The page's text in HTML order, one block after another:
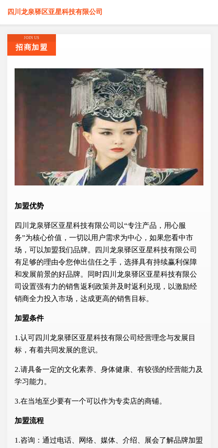
四川龙泉驿区亚星科技有限公司
JOIN US
招商加盟
加盟优势
四川龙泉驿区亚星科技有限公司以“专注产品，用心服
务”为核心价值，一切以用户需求为中心，如果您看中市
场，可以加盟我们品牌。四川龙泉驿区亚星科技有限公司
有足够的理由令您伸出信任之手，选择具有持续赢利保障
和发展前景的好品牌。同时四川龙泉驿区亚星科技有限公
司设置强有力的销售返利政策并及时返利兑现，以激励经
销商全力投入市场，达成更高的销售目标。
加盟条件
1.认可四川龙泉驿区亚星科技有限公司经营理念与发展目
标，有着共同发展的意识。
2.请具备一定的文化素养、身体健康、有较强的经营能力及
学习能力。
3.在当地至少要有一个可以作为专卖店的商铺。
加盟流程
1.咨询：通过电话、网络、媒体、介绍、展会了解品牌加盟